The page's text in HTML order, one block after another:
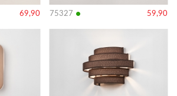
69,90 75327 • 59,90
Bekijk